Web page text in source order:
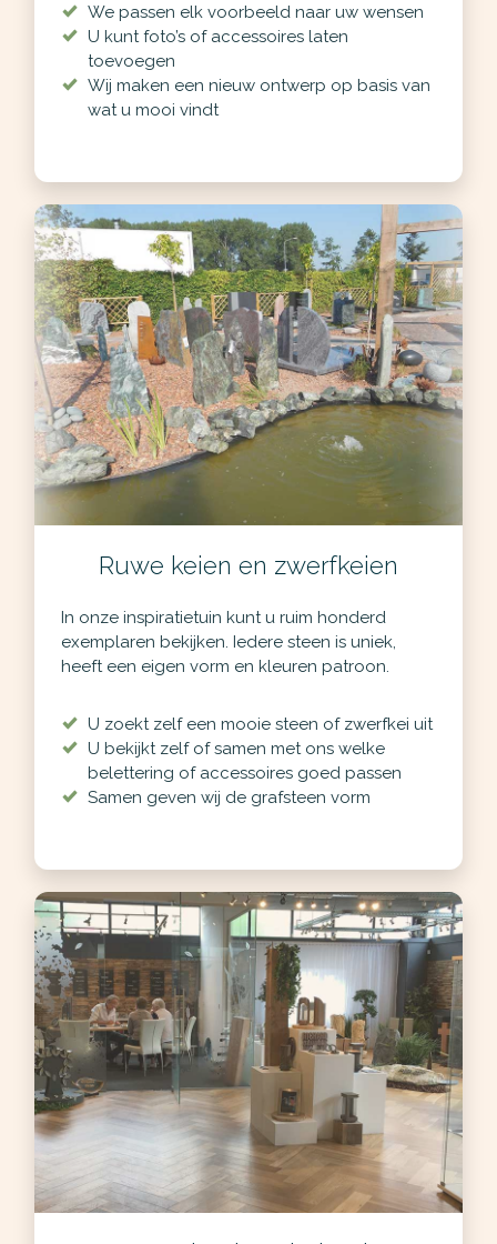
We passen elk voorbeeld naar uw wensen
U kunt foto’s of accessoires laten
toevoegen
Wij maken een nieuw ontwerp op basis van
wat u mooi vindt
Ruwe keien en zwerfkeien
In onze inspiratietuin kunt u ruim honderd
exemplaren bekijken. Iedere steen is uniek,
heeft een eigen vorm en kleuren patroon.
U zoekt zelf een mooie steen of zwerfkei uit
U bekijkt zelf of samen met ons welke
belettering of accessoires goed passen
Samen geven wij de grafsteen vorm